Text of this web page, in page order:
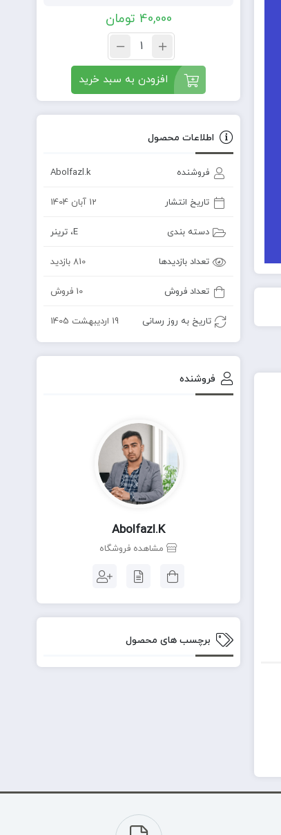
40,000 تومان
افزودن به سبد خرید
اطلاعات محصول
فروشنده Abolfazl.k
تاریخ انتشار 12 آبان 1404
دسته بندی E، ترینر
تعداد بازدیدها 810 بازدید
تعداد فروش 10 فروش
تاریخ به روز رسانی 19 اردیبهشت 1405
فروشنده
Abolfazl.k
مشاهده فروشگاه
برچسب های محصول